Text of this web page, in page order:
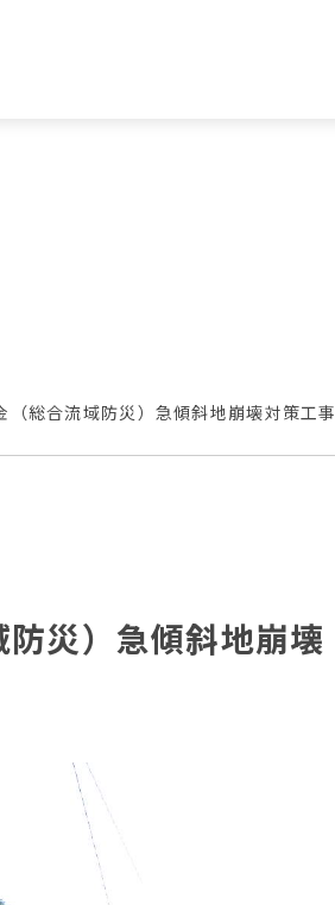
総合流域防災）急傾斜地崩壊対策工事
災）急傾斜地崩壊